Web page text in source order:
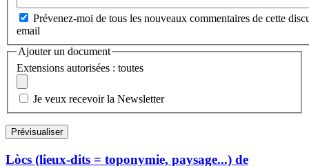
Prévenez-moi de tous les nouveaux commentaires de cette
email
Ajouter un document
Extensions autorisées : toutes
Je veux recevoir la Newsletter
Lòcs (lieux-dits = toponymie, paysage...) de